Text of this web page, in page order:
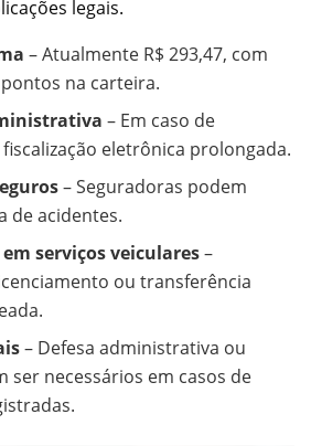
legais.
– Atualmente R$ 293,47, com
na carteira.
– Em caso de
eletrônica prolongada.
– Seguradoras podem
de acidentes.
serviços veiculares–
ou transferência
– Defesa administrativa ou
ser necessários em casos de